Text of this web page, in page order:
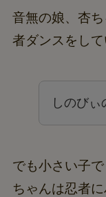
音無の娘、杏
者ダンスをして
しのび
でも小さい子
ちゃんは忍者